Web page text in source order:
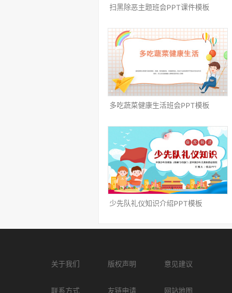
扫黑除恶主题班会PPT课件模板
多吃蔬菜健康生活班会PPT模板
少先队礼仪知识介绍PPT模板
关于我们 版权声明 意见建议
联系方式 友链申请 网站地图